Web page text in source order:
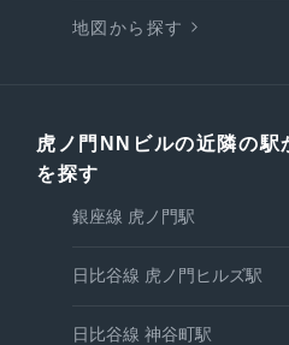
地図から探す
虎ノ門NNビルの近隣の駅
を探す
銀座線 虎ノ門駅
日比谷線 虎ノ門ヒルズ駅
日比谷線 神谷町駅